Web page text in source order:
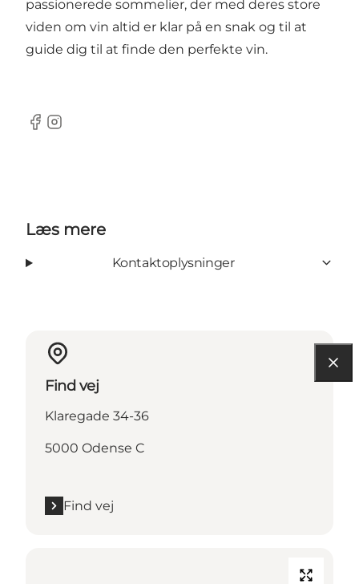
passionerede sommelier, der med deres store
viden om vin altid er klar på en snak og til at
guide dig til at finde den perfekte vin.
Facebook
Instagram
Læs mere
Kontaktoplysninger
Find vej
Klaregade 34-36
5000 Odense C
Find vej